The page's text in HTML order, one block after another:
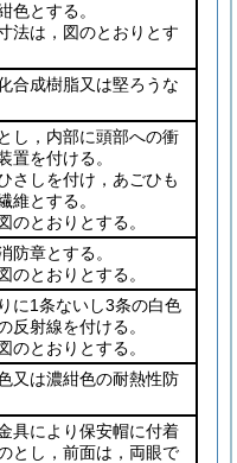
色とする。
法は，図のとおりとす
合成樹脂又は堅ろうな
し，内部に頭部への衝
置を付ける。
さしを付け，あごひも
維とする。
のとおりとする。
防章とする。
のとおりとする。
に1条ないし3条の白色
反射線を付ける。
のとおりとする。
又は濃紺色の耐熱性防
具により保安帽に付着
とし，前面は，両眼で